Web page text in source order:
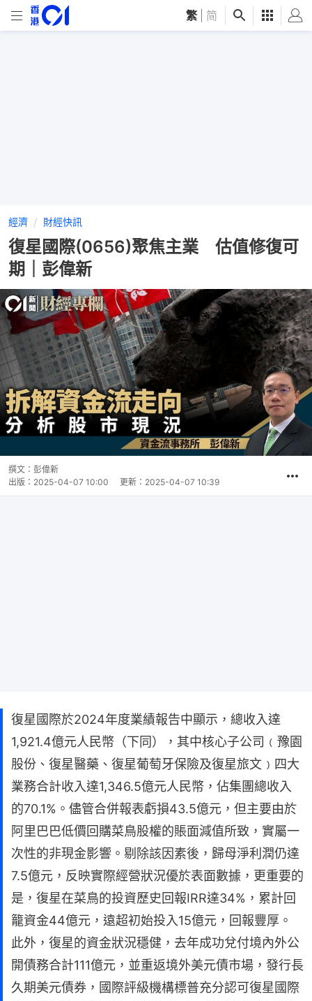
繁 简
經濟 財經快訊
復星國際(0656)聚焦主業 估值修復可
期｜彭偉新
撰文： 彭偉新
出版： 2025-04-07 10:00 更新： 2025-04-07 10:39
復星國際於2024年度業績報告中顯示，總收入達
1,921.4億元人民幣（下同），其中核心子公司﹙豫園
股份、復星醫藥、復星葡萄牙保險及復星旅文﹚四大
業務合計收入達1,346.5億元人民幣，佔集團總收入
的70.1%。儘管合併報表虧損43.5億元，但主要由於
阿里巴巴低價回購菜鳥股權的賬面減值所致，實屬一
次性的非現金影響。剔除該因素後，歸母淨利潤仍達
7.5億元，反映實際經營狀況優於表面數據，更重要的
是，復星在菜鳥的投資歷史回報IRR達34%，累計回
籠資金44億元，遠超初始投入15億元，回報豐厚。
此外，復星的資金狀況穩健，去年成功兌付境內外公
開債務合計111億元，並重返境外美元債市場，發行長
久期美元債券，國際評級機構標普充分認可復星國際